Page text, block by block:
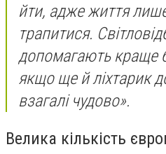
йти, адже життя
трапитися.
допомагають краще
якщо ще й ліхтарик
взагалі чудово».
Велика кількість